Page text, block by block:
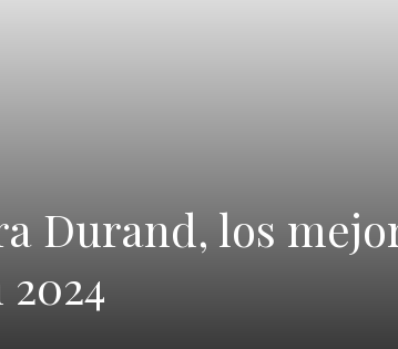
Durand, los